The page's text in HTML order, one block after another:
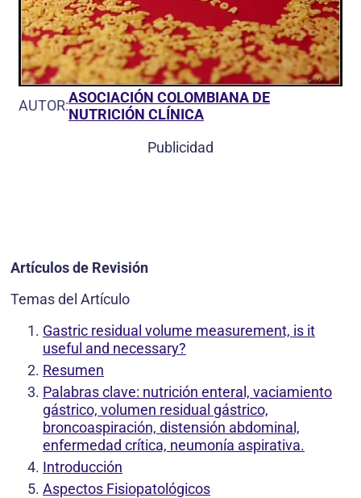
AUTOR:ASOCIACIÓN COLOMBIANA DE
NUTRICIÓN CLÍNICA
Publicidad
Artículos de Revisión
Temas del Artículo
Gastric residual volume measurement, is it
useful and necessary?
Resumen
Palabras clave: nutrición enteral, vaciamiento
gástrico, volumen residual gástrico,
broncoaspiración, distensión abdominal,
enfermedad crítica, neumonía aspirativa.
Introducción
Aspectos Fisiopatológicos